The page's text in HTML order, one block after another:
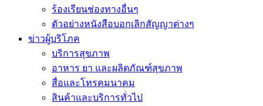
ร้องเรียนช่องทางอื่นๆ
ตัวอย่างหนังสือบอกเลิกสัญญาต่างๆ
ข่าวผู้บริโภค
บริการสุขภาพ
อาหาร ยา และผลิตภัณฑ์สุขภาพ
สื่อและโทรคมนาคม
สินค้าและบริการทั่วไป